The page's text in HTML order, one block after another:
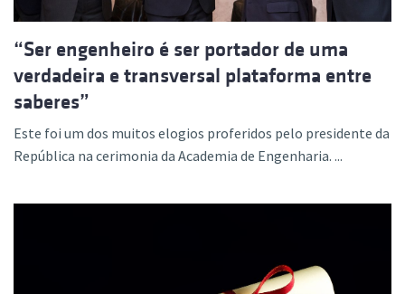
“Ser engenheiro é ser portador de uma
verdadeira e transversal plataforma entre
saberes”
Este foi um dos muitos elogios proferidos pelo presidente da
República na cerimonia da Academia de Engenharia. ...